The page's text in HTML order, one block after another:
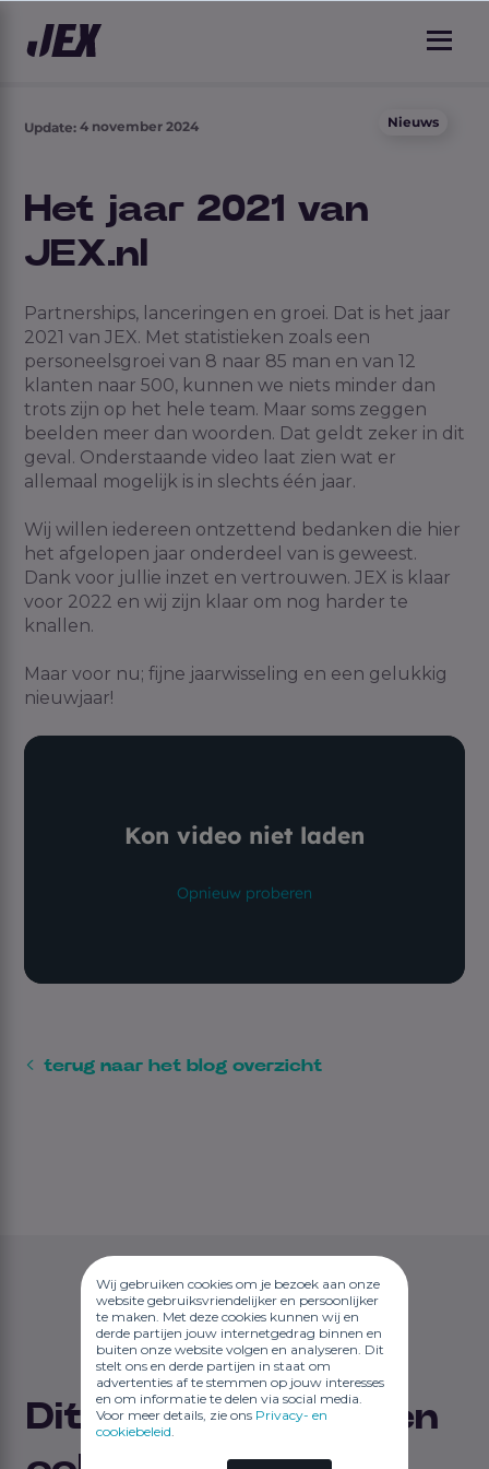
Wij gebruiken cookies om je bezoek aan onze
website gebruiksvriendelijker en persoonlijker
te maken. Met deze cookies kunnen wij en
derde partijen jouw internetgedrag binnen en
buiten onze website volgen en analyseren. Dit
stelt ons en derde partijen in staat om
advertenties af te stemmen op jouw interesses
en om informatie te delen via social media.
Voor meer details, zie ons Privacy- en
cookiebeleid
Update: 4 november 2024 Nieuws
Het jaar 2021 van
JEX.nl
Partnerships, lanceringen en groei. Dat is het jaar
2021 van JEX. Met statistieken zoals een
personeelsgroei van 8 naar 85 man en van 12
klanten naar 500, kunnen we niets minder dan
trots zijn op het hele team. Maar soms zeggen
beelden meer dan woorden. Dat geldt zeker in dit
geval. Onderstaande video laat zien wat er
allemaal mogelijk is in slechts één jaar.
Wij willen iedereen ontzettend bedanken die hier
het afgelopen jaar onderdeel van is geweest.
Dank voor jullie inzet en vertrouwen. JEX is klaar
voor 2022 en wij zijn klaar om nog harder te
knallen.
Maar voor nu; fijne jaarwisseling en een gelukkig
nieuwjaar!
terug naar het blog overzicht
Dit vind je misschien